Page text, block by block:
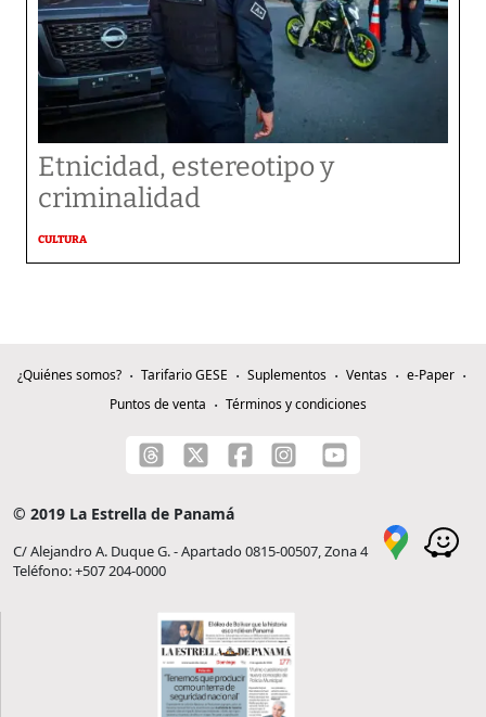
Etnicidad, estereotipo y
criminalidad
CULTURA
¿Quiénes somos? Tarifario GESE Suplementos Ventas
e-Paper
Puntos de venta
Términos y condiciones
© 2019 La Estrella de Panamá
C/ Alejandro A. Duque G. - Apartado 0815-00507, Zona 4
Teléfono: +507 204-0000